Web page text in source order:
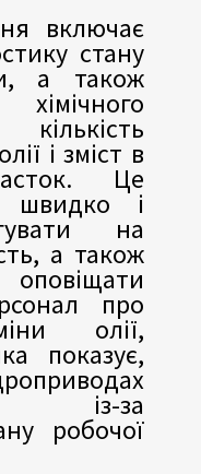
включає
стану
а також
і зміст в
Це
швидко і
на
а також
про
олії,
показує,
із-за
робочої